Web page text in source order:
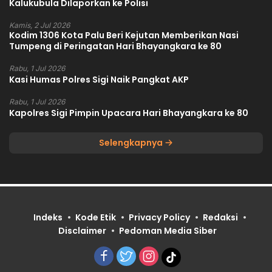
Kalukubula Dilaporkan ke Polisi
Kamis, 2 Jul 2026
Kodim 1306 Kota Palu Beri Kejutan Memberikan Nasi
Tumpeng di Peringatan Hari Bhayangkara ke 80
Rabu, 1 Jul 2026
Kasi Humas Polres Sigi Naik Pangkat AKP
Rabu, 1 Jul 2026
Kapolres Sigi Pimpin Upacara Hari Bhayangkara ke 80
Selengkapnya
Indeks Kode Etik Privacy Policy
Redaksi
Disclaimer
Pedoman Media Siber